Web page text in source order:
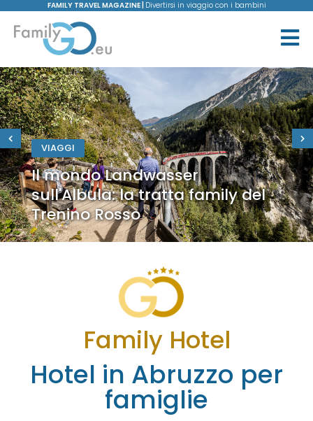
FAMILY TRAVEL MAGAZINE | Divertirsi in viaggio con i bambini
VIAGGI
Il mondo Landwasser
sull'Albula: la tratta family del
Trenino Rosso
Family Hotel
Hotel in Abruzzo per
famiglie